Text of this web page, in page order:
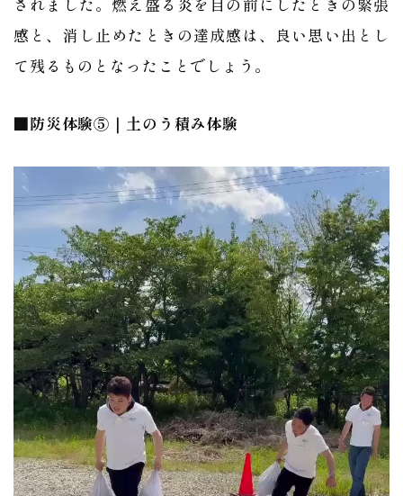
感と、消し止めたときの達成感は、良い思い出とし
て残るものとなったことでしょう。
■防災体験⑤｜土のう積み体験